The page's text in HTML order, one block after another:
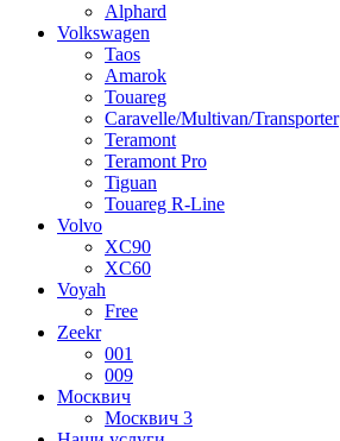
Alphard
Volkswagen
Taos
Amarok
Touareg
Caravelle/Multivan/Transporter
Teramont
Teramont Pro
Tiguan
Touareg R-Line
Volvo
XC90
XC60
Voyah
Free
Zeekr
001
009
Москвич
Москвич 3